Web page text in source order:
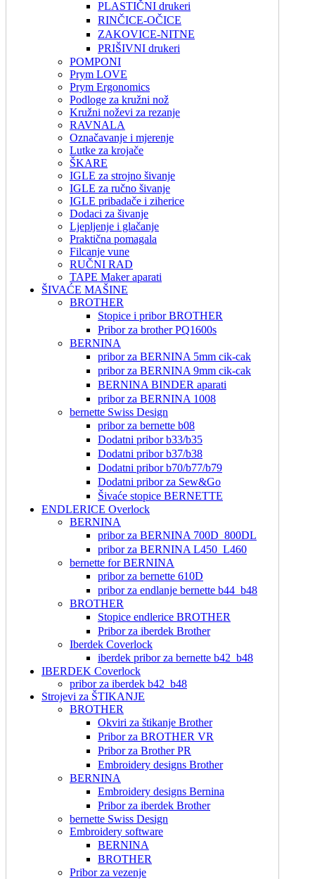
PLASTIČNI drukeri
RINČICE-OČICE
ZAKOVICE-NITNE
PRIŠIVNI drukeri
POMPONI
Prym LOVE
Prym Ergonomics
Podloge za kružni nož
Kružni noževi za rezanje
RAVNALA
Označavanje i mjerenje
Lutke za krojače
ŠKARE
IGLE za strojno šivanje
IGLE za ručno šivanje
IGLE pribadače i ziherice
Dodaci za šivanje
Ljepljenje i glačanje
Praktična pomagala
Filcanje vune
RUČNI RAD
TAPE Maker aparati
ŠIVAĆE MAŠINE
BROTHER
Stopice i pribor BROTHER
Pribor za brother PQ1600s
BERNINA
pribor za BERNINA 5mm cik-cak
pribor za BERNINA 9mm cik-cak
BERNINA BINDER aparati
pribor za BERNINA 1008
bernette Swiss Design
pribor za bernette b08
Dodatni pribor b33/b35
Dodatni pribor b37/b38
Dodatni pribor b70/b77/b79
Dodatni pribor za Sew&Go
Šivaće stopice BERNETTE
ENDLERICE Overlock
BERNINA
pribor za BERNINA 700D_800DL
pribor za BERNINA L450_L460
bernette for BERNINA
pribor za bernette 610D
pribor za endlanje bernette b44_b48
BROTHER
Stopice endlerice BROTHER
Pribor za iberdek Brother
Iberdek Coverlock
iberdek pribor za bernette b42_b48
IBERDEK Coverlock
pribor za iberdek b42_b48
Strojevi za ŠTIKANJE
BROTHER
Okviri za štikanje Brother
Pribor za BROTHER VR
Pribor za Brother PR
Embroidery designs Brother
BERNINA
Embroidery designs Bernina
Pribor za iberdek Brother
bernette Swiss Design
Embroidery software
BERNINA
BROTHER
Pribor za vezenje